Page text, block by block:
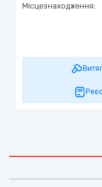
Місцезнаходження: